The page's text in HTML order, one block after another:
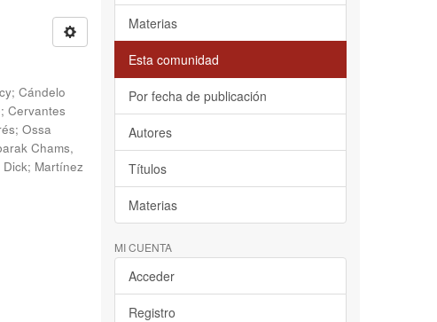
; Cándelo
; Cervantes
; Ossa
Chams,
; Martínez
Materias
Esta comunidad
Por fecha de publicación
Autores
Títulos
Materias
MI CUENTA
Acceder
Registro